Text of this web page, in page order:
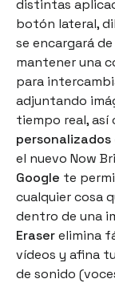
distintas
botón lateral,
se encargará
mantener una
para
adjuntando
tiempo real,
el nuevo Now
Google te
cualquier cosa
dentro de una
Eraserelimina
vídeos y afina
de sonido